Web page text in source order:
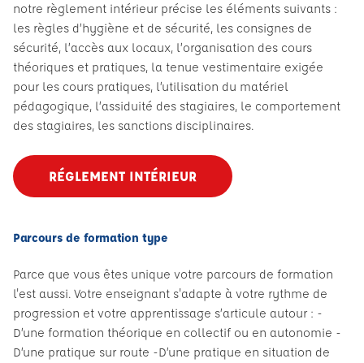
notre règlement intérieur précise les éléments suivants :
les règles d’hygiène et de sécurité, les consignes de
sécurité, l’accès aux locaux, l’organisation des cours
théoriques et pratiques, la tenue vestimentaire exigée
pour les cours pratiques, l’utilisation du matériel
pédagogique, l’assiduité des stagiaires, le comportement
des stagiaires, les sanctions disciplinaires.
RÉGLEMENT INTÉRIEUR
Parcours de formation type
Parce que vous êtes unique votre parcours de formation
l'est aussi. Votre enseignant s'adapte à votre rythme de
progression et votre apprentissage s’articule autour : -
D’une formation théorique en collectif ou en autonomie -
D’une pratique sur route -D’une pratique en situation de